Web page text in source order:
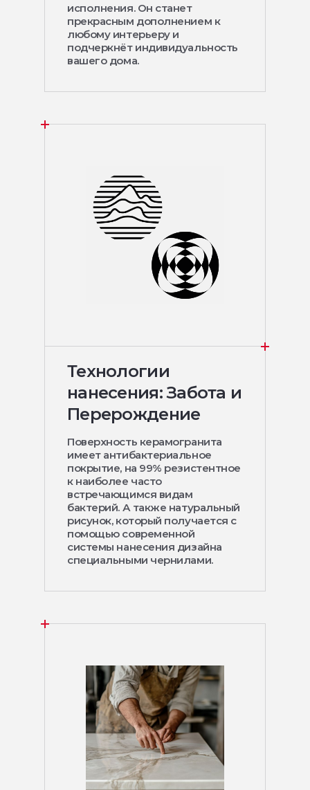
исполнения. Он станет
прекрасным дополнением к
любому интерьеру и
подчеркнёт индивидуальность
вашего дома.
Технологии
нанесения: Забота и
Перерождение
Поверхность керамогранита
имеет антибактериальное
покрытие, на 99% резистентное
к наиболее часто
встречающимся видам
бактерий. А также натуральный
рисунок, который получается с
помощью современной
системы нанесения дизайна
специальными чернилами.